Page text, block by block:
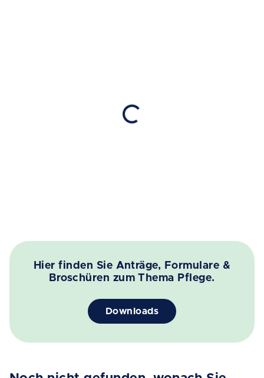
Hier finden Sie Anträge, Formulare &
Broschüren zum Thema Pflege.
Downloads